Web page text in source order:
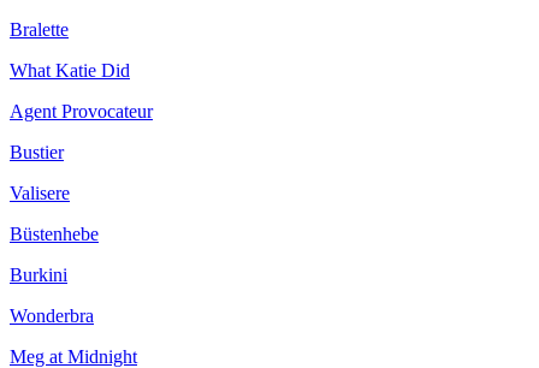
Bralette
What Katie Did
Agent Provocateur
Bustier
Valisere
Büstenhebe
Burkini
Wonderbra
Meg at Midnight